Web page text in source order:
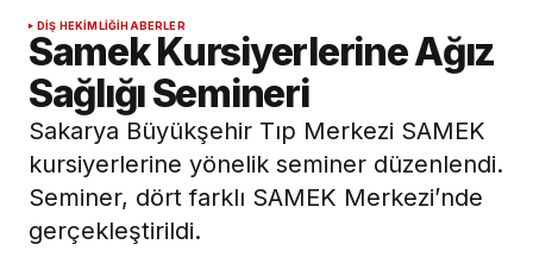
DIŞ HEKIMLIĞIHABERLER
Samek Kursiyerlerine Ağız
Sağlığı Semineri
Sakarya Büyükşehir Tıp Merkezi SAMEK
kursiyerlerine yönelik seminer düzenlendi.
Seminer, dört farklı SAMEK Merkezi’nde
gerçekleştirildi.